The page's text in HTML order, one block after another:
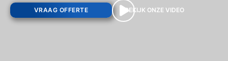
VRAAG OFFERTE BEKIJK ONZE VIDEO